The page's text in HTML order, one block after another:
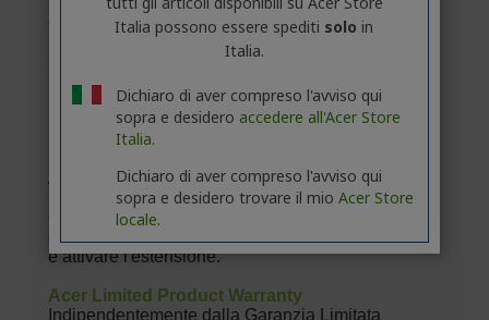
Italia possono essere spediti solo in
Italia.
Dichiaro di aver compreso l'avviso qui
sopra e desidero accedere all'Acer Store
Italia.
Dichiaro di aver compreso l'avviso qui
sopra e desidero trovare il mio Acer Store
locale.